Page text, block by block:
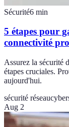
Sécurité6 min
5 étapes pour
connectivité pro
Assurez la sécurité
étapes cruciales.
aujourd'hui.
sécurité réseau
Aug 2